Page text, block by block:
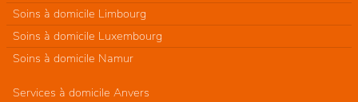
Soins à domicile Limbourg
Soins à domicile Luxembourg
Soins à domicile Namur
Services à domicile Anvers